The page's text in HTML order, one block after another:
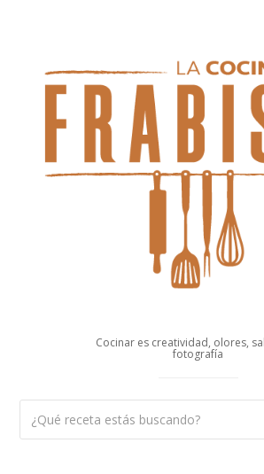
Cocinar es creatividad, olores,
fotografía